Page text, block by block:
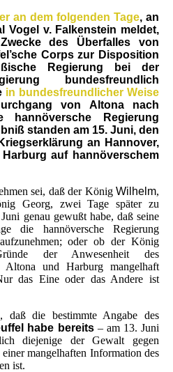
an dem folgenden Tage, an
Vogel v. Falkenstein meldet,
des Überfalles von
Corps zur Disposition
Regierung bei der
bundesfreundlich
in bundesfreundlicher Weise
von Altona nach
hannöversche Regierung
standen am 15. Juni, den
an Hannover,
auf hannöverschem
sei, daß der König Wilhelm,
Georg, zwei Tage später zu
genau gewußt habe, daß seine
die hannöversche Regierung
oder ob der König
der Anwesenheit des
Altona und Harburg mangelhaft
das Eine oder das Andere ist
die bestimmte Angabe des
habe bereits– am 13. Juni
diejenige der Gewalt gegen
mangelhaften Information des
ist.